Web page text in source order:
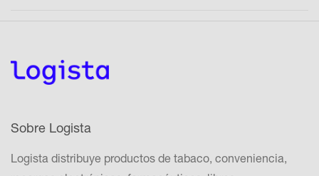
Sobre Logista
Logista distribuye productos de tabaco, conveniencia,